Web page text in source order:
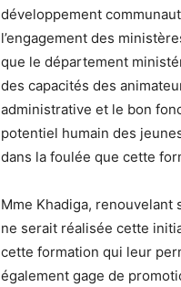
développement
l’engagement des
que le département
des capacités des
administrative et le bon
potentiel humain des
dans la foulée que cette
Mme Khadiga, renouvelant
ne serait réalisée cette
cette formation qui leur
également gage de